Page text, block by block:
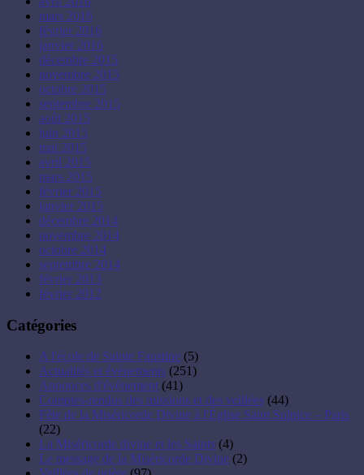
mars 2016
février 2016
janvier 2016
décembre 2015
novembre 2015
octobre 2015
septembre 2015
août 2015
juin 2015
mai 2015
avril 2015
mars 2015
février 2015
janvier 2015
décembre 2014
novembre 2014
octobre 2014
septembre 2014
février 2013
février 2012
Catégories
A l'école de Sainte Faustine (5)
Actualités et événements (251)
Annonces d'événement (41)
Comptes-rendus des missions et des veillées (44)
Fête de la Miséricorde Divine à l'Église Saint Sulpice – Paris
(22)
La Miséricorde divine et les Saints (4)
Le message de la Miséricorde Divine (2)